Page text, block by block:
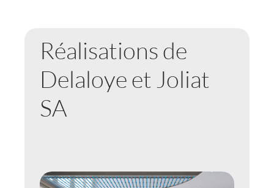
Réalisations de
Delaloye et Joliat
SA